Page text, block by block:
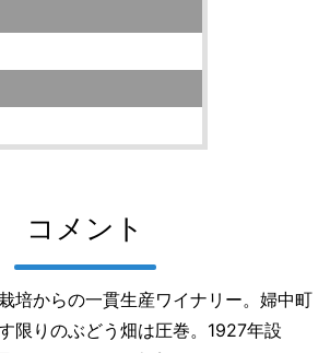
コメント
培からの一貫生産ワイナリー。婦中町
限りのぶどう畑は圧巻。1927年設